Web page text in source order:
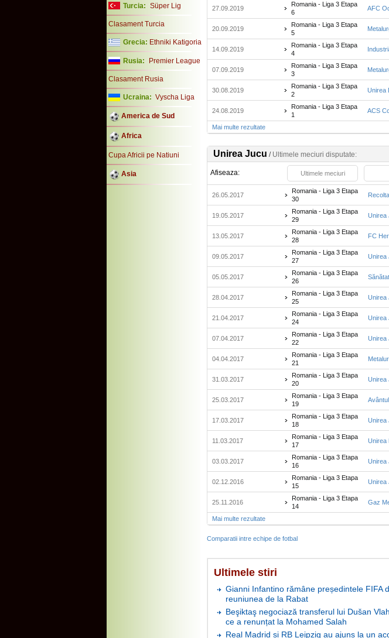
Turcia: Süper Lig
Clasament Turcia
Grecia: Ethniki Katigoria
Rusia: Premier League
Clasament Rusia
Ucraina: Vyscha Liga
America de Sud
Africa
Cupa Africii pe Natiuni
Asia
27.09.2019
Romania - Liga 3 Etapa
6
AFC
20.09.2019
Romania - Liga 3 Etapa
5
14.09.2019
Romania - Liga 3 Etapa
4
07.09.2019
Romania - Liga 3 Etapa
3
30.08.2019
Romania - Liga 3 Etapa
2
Unirea
24.08.2019
Romania - Liga 3 Etapa
1
ACS
Mai multe rezultate
Unirea Jucu / Ultimele meciuri disputate:
Afiseaza: Ultimele meciuri
26.05.2017
Romania - Liga 3 Etapa
30
19.05.2017
Romania - Liga 3 Etapa
29
Unirea
13.05.2017
Romania - Liga 3 Etapa
28
FC
09.05.2017
Romania - Liga 3 Etapa
27
Unirea
05.05.2017
Romania - Liga 3 Etapa
26
28.04.2017
Romania - Liga 3 Etapa
25
Unirea
21.04.2017
Romania - Liga 3 Etapa
24
Unirea
07.04.2017
Romania - Liga 3 Etapa
22
Unirea
04.04.2017
Romania - Liga 3 Etapa
21
31.03.2017
Romania - Liga 3 Etapa
20
Unirea
25.03.2017
Romania - Liga 3 Etapa
19
17.03.2017
Romania - Liga 3 Etapa
18
Unirea
11.03.2017
Romania - Liga 3 Etapa
17
Unirea
03.03.2017
Romania - Liga 3 Etapa
16
Unirea
02.12.2016
Romania - Liga 3 Etapa
15
Unirea
25.11.2016
Romania - Liga 3 Etapa
14
Gaz
Mai multe rezultate
Comparatii intre echipe de fotbal
Ultimele stiri
Gianni Infantino rămâne președintele FIFA
reuniunea de la Rabat
Beşiktaş negociază transferul lui Dušan
ce a renunțat la Mohamed Salah
Real Madrid și RB Leipzig au ajuns la un